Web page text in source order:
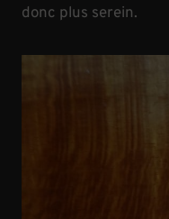
donc plus serein.